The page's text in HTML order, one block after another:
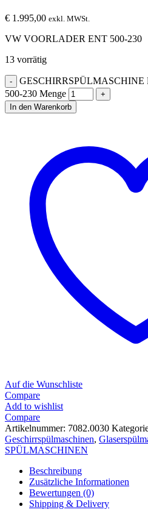
€ 1.995,00 exkl. MWSt.
VW VOORLADER ENT 500-230
13 vorrätig
500-230 Menge
In den Warenkorb
Auf die Wunschliste
Compare
Add to wishlist
Compare
Artikelnummer: 7082.0030
Geschirrspülmaschinen,
SPÜLMASCHINEN
Beschreibung
Zusätzliche Informationen
Bewertungen (0)
Shipping & Delivery